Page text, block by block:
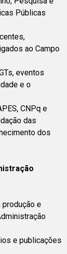
Públicas
ao Campo
eventos
e o
CNPq e
das
dos
e
e publicações